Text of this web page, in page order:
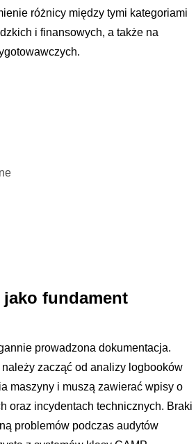
różnicy między tymi kategoriami
i finansowych, a także na
fundament
prowadzona dokumentacja.
zacząć od analizy logbooków
maszyny i muszą zawierać wpisy o
oraz incydentach technicznych. Braki
problemów podczas audytów